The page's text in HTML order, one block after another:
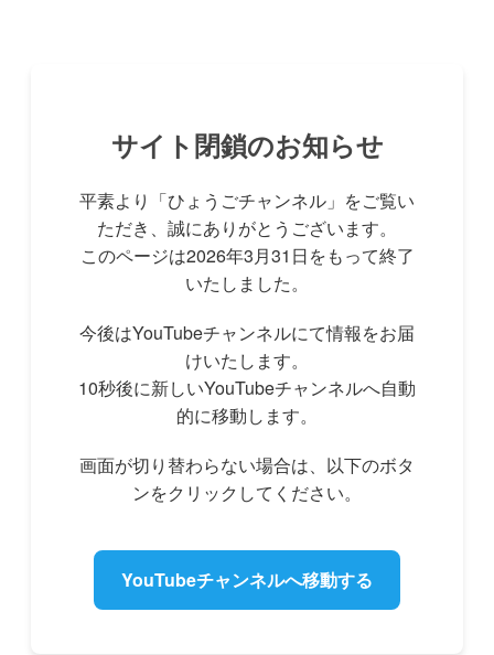
サイト閉鎖のお知らせ
平素より「ひょうごチャンネル」をご覧い
ただき、誠にありがとうございます。
このページは2026年3月31日をもって終了
いたしました。
今後はYouTubeチャンネルにて情報をお届
けいたします。
10秒後に新しいYouTubeチャンネルへ自動
的に移動します。
画面が切り替わらない場合は、以下のボタ
ンをクリックしてください。
YouTubeチャンネルへ移動する